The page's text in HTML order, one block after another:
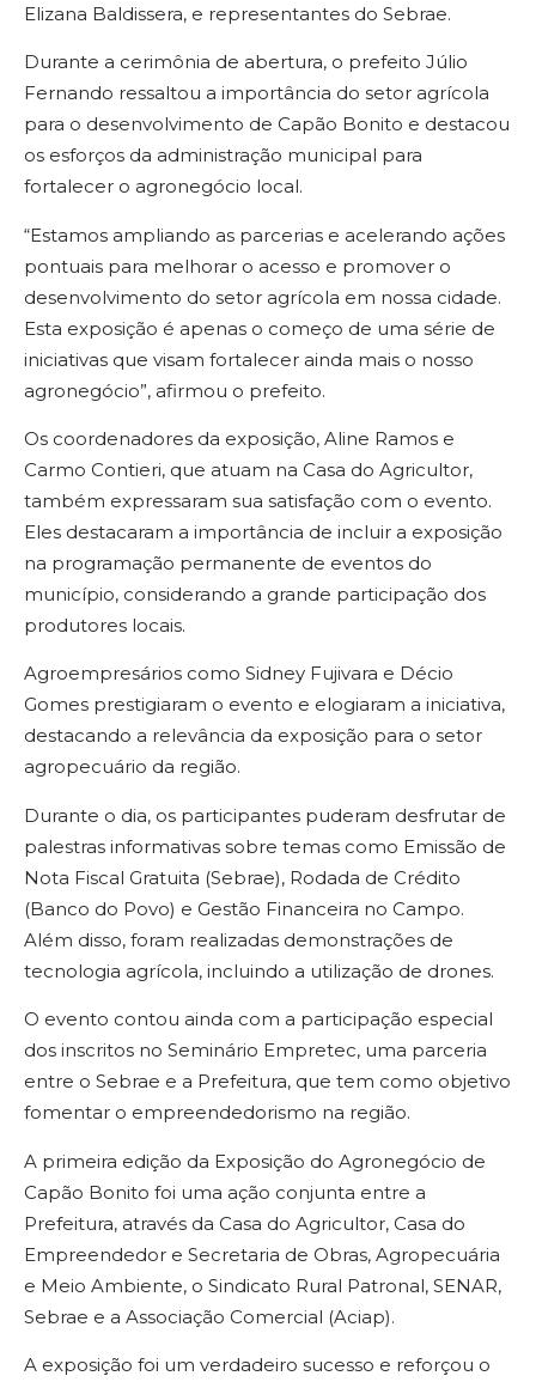
Elizana Baldissera, e representantes do Sebrae.
Durante a cerimônia de abertura, o prefeito Júlio
Fernando ressaltou a importância do setor agrícola
para o desenvolvimento de Capão Bonito e destacou
os esforços da administração municipal para
fortalecer o agronegócio local.
“Estamos ampliando as parcerias e acelerando ações
pontuais para melhorar o acesso e promover o
desenvolvimento do setor agrícola em nossa cidade.
Esta exposição é apenas o começo de uma série de
iniciativas que visam fortalecer ainda mais o nosso
agronegócio”, afirmou o prefeito.
Os coordenadores da exposição, Aline Ramos e
Carmo Contieri, que atuam na Casa do Agricultor,
também expressaram sua satisfação com o evento.
Eles destacaram a importância de incluir a exposição
na programação permanente de eventos do
município, considerando a grande participação dos
produtores locais.
Agroempresários como Sidney Fujivara e Décio
Gomes prestigiaram o evento e elogiaram a iniciativa,
destacando a relevância da exposição para o setor
agropecuário da região.
Durante o dia, os participantes puderam desfrutar de
palestras informativas sobre temas como Emissão de
Nota Fiscal Gratuita (Sebrae), Rodada de Crédito
(Banco do Povo) e Gestão Financeira no Campo.
Além disso, foram realizadas demonstrações de
tecnologia agrícola, incluindo a utilização de drones.
O evento contou ainda com a participação especial
dos inscritos no Seminário Empretec, uma parceria
entre o Sebrae e a Prefeitura, que tem como objetivo
fomentar o empreendedorismo na região.
A primeira edição da Exposição do Agronegócio de
Capão Bonito foi uma ação conjunta entre a
Prefeitura, através da Casa do Agricultor, Casa do
Empreendedor e Secretaria de Obras, Agropecuária
e Meio Ambiente, o Sindicato Rural Patronal, SENAR,
Sebrae e a Associação Comercial (Aciap).
A exposição foi um verdadeiro sucesso e reforçou o